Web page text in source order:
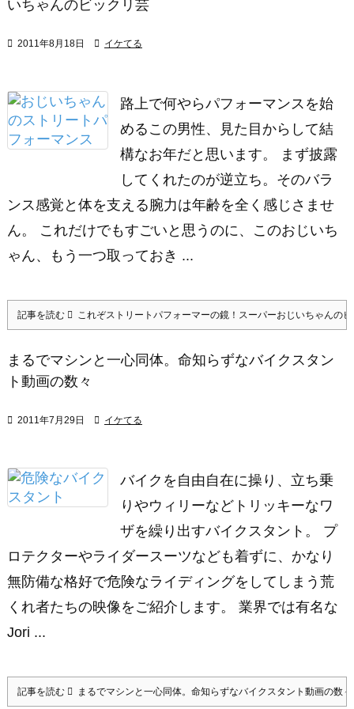
いちゃんのビックリ芸
 2011年8月18日  イケてる
路上で何やらパフォーマンスを始
めるこの男性、見た目からして結
構なお年だと思います。 まず披露
してくれたのが逆立ち。そのバラ
ンス感覚と体を支える腕力は年齢を全く感じさませ
ん。 これだけでもすごいと思うのに、このおじいち
ゃん、もう一つ取っておき ...
記事を読む これぞストリートパフォーマーの鏡！スーパーおじいちゃんの
まるでマシンと一心同体。命知らずなバイクスタン
ト動画の数々
 2011年7月29日  イケてる
バイクを自由自在に操り、立ち乗
りやウィリーなどトリッキーなワ
ザを繰り出すバイクスタント。 プ
ロテクターやライダースーツなども着ずに、かなり
無防備な格好で危険なライディングをしてしまう荒
くれ者たちの映像をご紹介します。 業界では有名な
Jori ...
記事を読む まるでマシンと一心同体。命知らずなバイクスタント動画の数々